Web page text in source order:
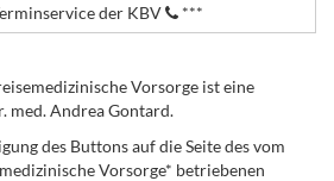
der KBV ***
Vorsorge ist eine
med. Andrea Gontard.
des Buttons auf die Seite des vom
Vorsorge* betriebenen